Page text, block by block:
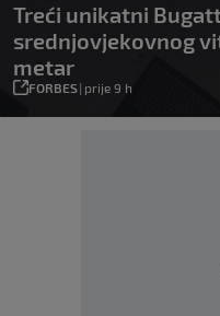
Treći unikatni
srednjovjekovnog
metar
FORBES| prije 9 h